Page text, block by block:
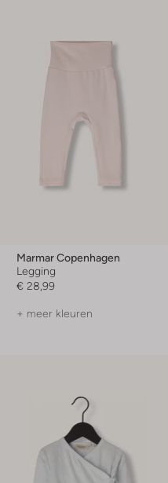
Marmar Copenhagen
Legging
€ 28,99
+ meer kleuren